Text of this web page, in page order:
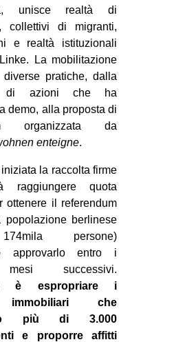
unisce realtà di
collettivi di migranti,
e realtà istituzionali
La mobilitazione
pratiche, dalla
di azioni che ha
demo, alla proposta di
organizzata da
enteigne.
iniziata la raccolta firme
raggiungere quota
ottenere il referendum
berlinese
persone)
approvarlo entro i
successivi.
è espropriare i
che
più di 3.000
e proporre affitti